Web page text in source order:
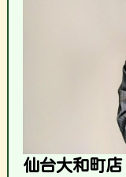
仙台大和町店